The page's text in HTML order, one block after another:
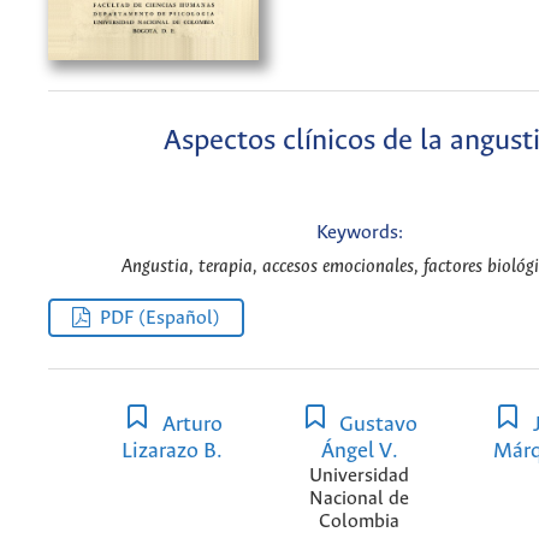
Aspectos clínicos de la
Keywords:
Angustia, terapia, accesos emocionales, factores
PDF (Español)
Arturo
Lizarazo B.
Gustavo
Ángel V.
Universidad
Nacional de
Colombia